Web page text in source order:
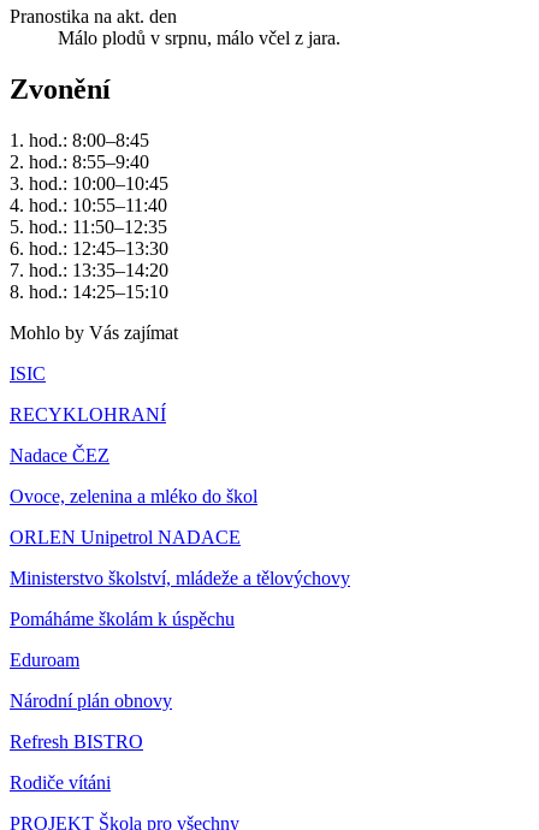
Pranostika na akt. den
Málo plodů v srpnu, málo včel z jara.
Zvonění
1. hod.: 8:00–8:45
2. hod.: 8:55–9:40
3. hod.: 10:00–10:45
4. hod.: 10:55–11:40
5. hod.: 11:50–12:35
6. hod.: 12:45–13:30
7. hod.: 13:35–14:20
8. hod.: 14:25–15:10
Mohlo by Vás zajímat
ISIC
RECYKLOHRANÍ
Nadace ČEZ
Ovoce, zelenina a mléko do škol
ORLEN Unipetrol NADACE
Ministerstvo školství, mládeže a tělovýchovy
Pomáháme školám k úspěchu
Eduroam
Národní plán obnovy
Refresh BISTRO
Rodiče vítáni
PROJEKT Škola pro všechny